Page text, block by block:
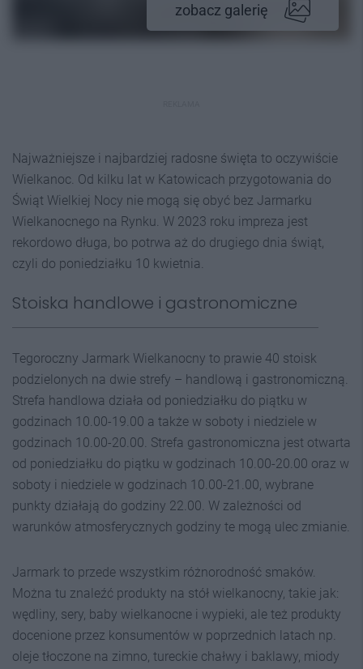
zobacz galerię
Najważniejsze i najbardziej radosne święta to oczywiście
Wielkanoc. Od kilku lat w Katowicach przygotowania do
Świąt Wielkiej Nocy nie mogą się obyć bez Jarmarku
Wielkanocnego na Rynku. W 2023 roku impreza jest
rekordowo długa, bo potrwa aż do drugiego dnia świąt,
czyli do poniedziałku 10 kwietnia.
Stoiska handlowe i gastronomiczne
Tegoroczny Jarmark Wielkanocny to prawie 40 stoisk
podzielonych na dwie strefy – handlową i gastronomiczną.
Strefa handlowa działa od poniedziałku do piątku w
godzinach 10.00-19.00 a także w soboty i niedziele w
godzinach 10.00-20.00. Strefa gastronomiczna jest otwarta
od poniedziałku do piątku w godzinach 10.00-20.00 oraz w
soboty i niedziele w godzinach 10.00-21.00, wybrane
punkty działają do godziny 22.00. W zależności od
warunków atmosferycznych godziny te mogą ulec zmianie.
Jarmark to przede wszystkim różnorodność smaków.
Można tu znaleźć produkty na stół wielkanocny, takie jak:
wędliny, sery, baby wielkanocne i wypieki, ale też produkty
docenione przez konsumentów w poprzednich latach np.
oleje tłoczone na zimno, tureckie chałwy i baklawy, miody